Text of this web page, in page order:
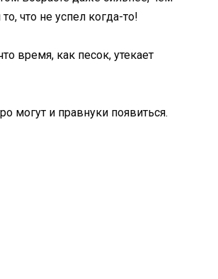
что не успел когда-то!
время, как песок, утекает
могут и правнуки появиться.